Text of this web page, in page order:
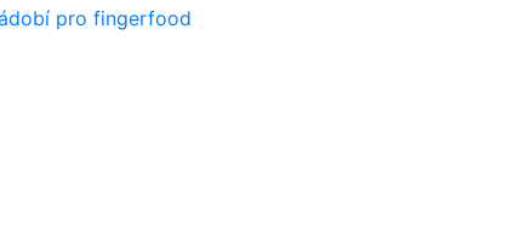
pro fingerfood